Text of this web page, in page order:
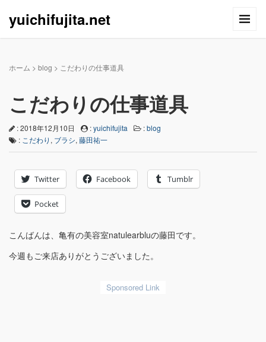
yuichifujita.net
ホーム > blog > こだわりの仕事道具
こだわりの仕事道具
: 2018年12月10日 :yuichifujita :blog
: こだわり , ブラシ, 藤田祐一
Twitter Facebook Tumblr
Pocket
こんばんは、亀有の美容室natulearbluの藤田です。
今週もご来店ありがとうございました。